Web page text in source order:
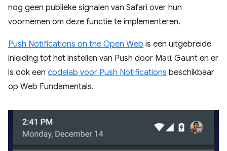
nog geen publieke signalen van Safari over hun
voornemen om deze functie te implementeren.
Push Notifications on the Open Web is een uitgebreide
inleiding tot het instellen van Push door Matt Gaunt en er
is ook een codelab voor Push Notifications beschikbaar
op Web Fundamentals.